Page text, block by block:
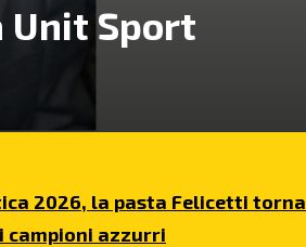
Unit Sport
2026, la pasta Felicetti torna
campioni azzurri